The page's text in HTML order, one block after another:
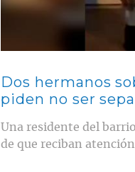
Dos hermanos
piden no ser
Una residente del
de que reciban